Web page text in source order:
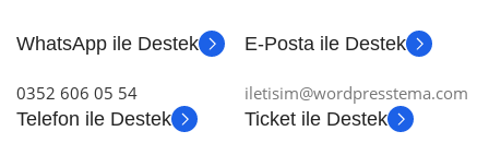
WhatsApp ile Destek
0352 606 05 54
E-Posta ile Destek
iletisim@wordpresstema.com
Telefon ile Destek
Ticket ile Destek